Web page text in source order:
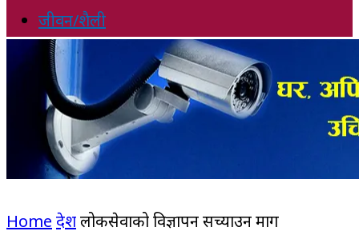
जीवन/शैली
Home देशलोकसेवाको विज्ञापन सच्याउन माग